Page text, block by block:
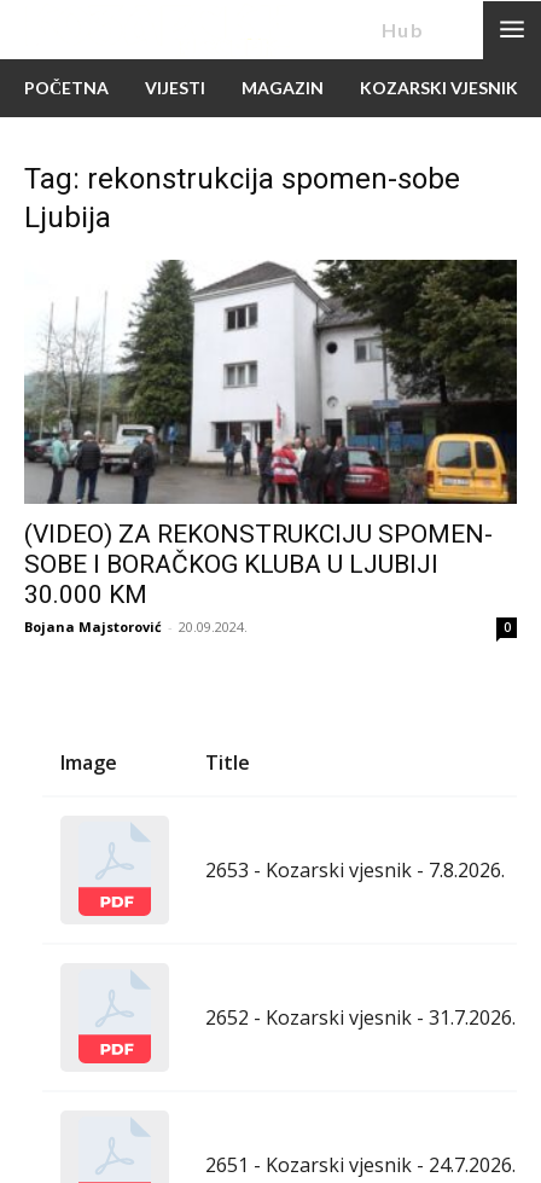
Hub
POČETNA VIJESTI MAGAZIN KOZARSKI VJESNIK
Tag: rekonstrukcija spomen-sobe
Ljubija
(VIDEO) ZA REKONSTRUKCIJU SPOMEN-
SOBE I BORAČKOG KLUBA U LJUBIJI
30.000 KM
Bojana Majstorović - 20.09.2024. 0
Image Title
2653 - Kozarski vjesnik - 7.8.2026.
2652 - Kozarski vjesnik - 31.7.2026.
2651 - Kozarski vjesnik - 24.7.2026.